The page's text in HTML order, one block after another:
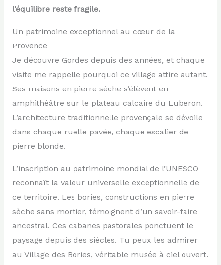
l’équilibre reste fragile.
Un patrimoine exceptionnel au cœur de la
Provence
Je découvre Gordes depuis des années, et chaque
visite me rappelle pourquoi ce village attire autant.
Ses maisons en pierre sèche s’élèvent en
amphithéâtre sur le plateau calcaire du Luberon.
L’architecture traditionnelle provençale se dévoile
dans chaque ruelle pavée, chaque escalier de
pierre blonde.
L’inscription au patrimoine mondial de l’UNESCO
reconnaît la valeur universelle exceptionnelle de
ce territoire. Les bories, constructions en pierre
sèche sans mortier, témoignent d’un savoir-faire
ancestral. Ces cabanes pastorales ponctuent le
paysage depuis des siècles. Tu peux les admirer
au Village des Bories, véritable musée à ciel ouvert.